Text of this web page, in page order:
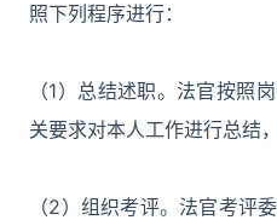
照下列程序进行：
（1）总结述职。法官按照
关要求对本人工作进行总结
（2）组织考评。法官考评